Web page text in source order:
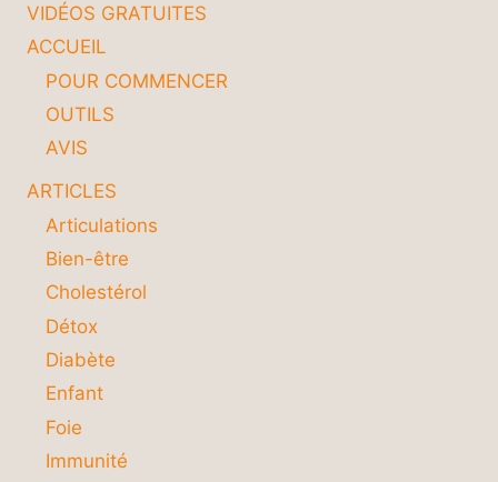
6
POUR
COMBATTRE
VIDÉOS GRATUITES
ACCUEIL
POUR COMMENCER
OUTILS
AVIS
ARTICLES
Articulations
Bien-être
Cholestérol
Détox
Diabète
Enfant
Foie
Immunité